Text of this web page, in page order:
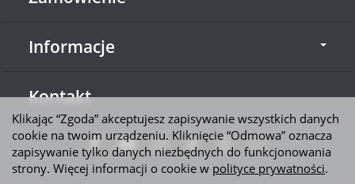
Informacje
Kontakt
Klikając “Zgoda” akceptujesz zapisywanie wszystkich danych
cookie na twoim urządzeniu. Kliknięcie “Odmowa” oznacza
zapisywanie tylko danych niezbędnych do funkcjonowania
strony. Więcej informacji o cookie w polityce prywatności.